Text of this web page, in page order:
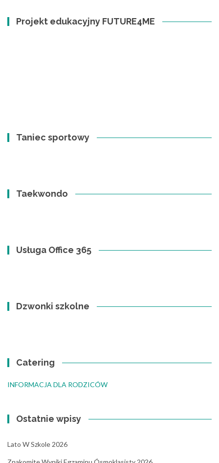
Projekt edukacyjny FUTURE4ME
Taniec sportowy
Taekwondo
Usługa Office 365
Dzwonki szkolne
Catering
INFORMACJA DLA RODZICÓW
Ostatnie wpisy
Lato W Szkole 2026